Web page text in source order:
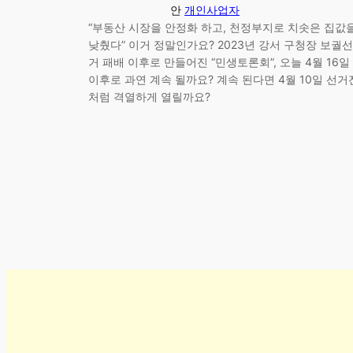
안 개인사업자
“부동산 시장을 안정화 하고, 천정부지로 치솟은 집값
낮췄다” 이거 정말인가요? 2023년 강서 구청장 보궐선
거 패배 이후로 만들어진 “민생토론회”, 오늘 4월 16일
이후로 과연 계속 될까요? 계속 된다면 4월 10일 선거
처럼 격열하게 열릴까요?